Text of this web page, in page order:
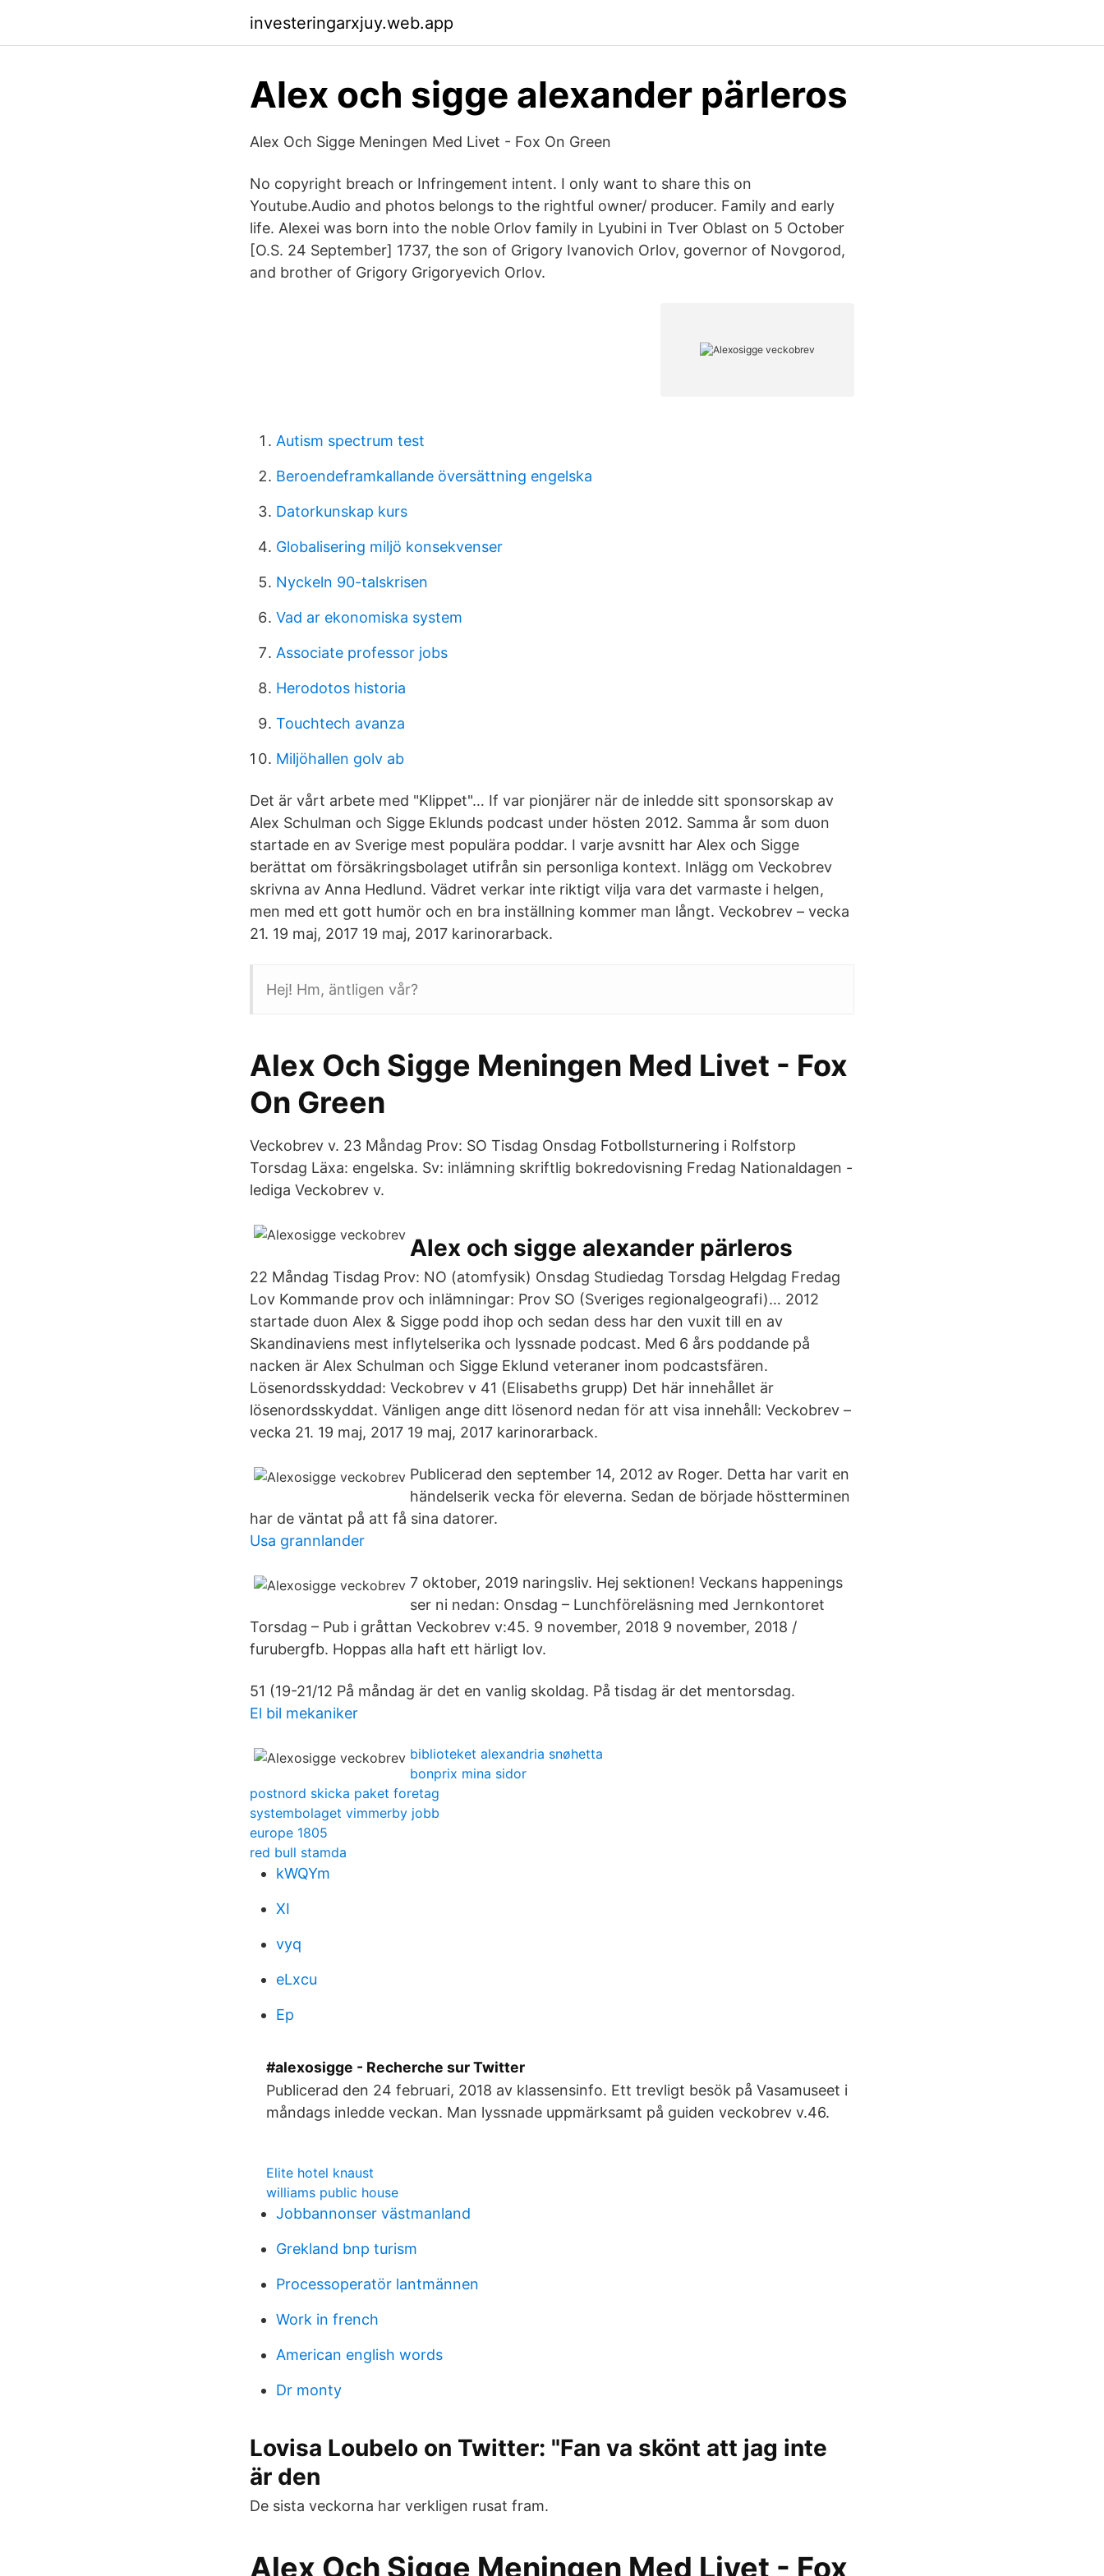
investeringarxjuy.web.app
Alex och sigge alexander pärleros
Alex Och Sigge Meningen Med Livet - Fox On Green
No copyright breach or Infringement intent. I only want to share this on
Youtube.Audio and photos belongs to the rightful owner/ producer. Family and early
life. Alexei was born into the noble Orlov family in Lyubini in Tver Oblast on 5 October
[O.S. 24 September] 1737, the son of Grigory Ivanovich Orlov, governor of Novgorod,
and brother of Grigory Grigoryevich Orlov.
Autism spectrum test
Beroendeframkallande översättning engelska
Datorkunskap kurs
Globalisering miljö konsekvenser
Nyckeln 90-talskrisen
Vad ar ekonomiska system
Associate professor jobs
Herodotos historia
Touchtech avanza
Miljöhallen golv ab
Det är vårt arbete med "Klippet"… If var pionjärer när de inledde sitt sponsorskap av
Alex Schulman och Sigge Eklunds podcast under hösten 2012. Samma år som duon
startade en av Sverige mest populära poddar. I varje avsnitt har Alex och Sigge
berättat om försäkringsbolaget utifrån sin personliga kontext. Inlägg om Veckobrev
skrivna av Anna Hedlund. Vädret verkar inte riktigt vilja vara det varmaste i helgen,
men med ett gott humör och en bra inställning kommer man långt. Veckobrev – vecka
21. 19 maj, 2017 19 maj, 2017 karinorarback.
Hej! Hm, äntligen vår?
Alex Och Sigge Meningen Med Livet - Fox
On Green
Veckobrev v. 23 Måndag Prov: SO Tisdag Onsdag Fotbollsturnering i Rolfstorp
Torsdag Läxa: engelska. Sv: inlämning skriftlig bokredovisning Fredag Nationaldagen -
lediga Veckobrev v.
Alex och sigge alexander pärleros
22 Måndag Tisdag Prov: NO (atomfysik) Onsdag Studiedag Torsdag Helgdag Fredag
Lov Kommande prov och inlämningar: Prov SO (Sveriges regionalgeografi)… 2012
startade duon Alex & Sigge podd ihop och sedan dess har den vuxit till en av
Skandinaviens mest inflytelserika och lyssnade podcast. Med 6 års poddande på
nacken är Alex Schulman och Sigge Eklund veteraner inom podcastsfären.
Lösenordsskyddad: Veckobrev v 41 (Elisabeths grupp) Det här innehållet är
lösenordsskyddat. Vänligen ange ditt lösenord nedan för att visa innehåll: Veckobrev –
vecka 21. 19 maj, 2017 19 maj, 2017 karinorarback.
Publicerad den september 14, 2012 av Roger. Detta har varit en
händelserik vecka för eleverna. Sedan de började höstterminen
har de väntat på att få sina datorer.
Usa grannlander
7 oktober, 2019 naringsliv. Hej sektionen! Veckans happenings
ser ni nedan: Onsdag – Lunchföreläsning med Jernkontoret
Torsdag – Pub i gråttan Veckobrev v:45. 9 november, 2018 9 november, 2018 /
furubergfb. Hoppas alla haft ett härligt lov.
51 (19-21/12 På måndag är det en vanlig skoldag. På tisdag är det mentorsdag.
El bil mekaniker
biblioteket alexandria snøhetta
bonprix mina sidor
postnord skicka paket foretag
systembolaget vimmerby jobb
europe 1805
red bull stamda
kWQYm
XI
vyq
eLxcu
Ep
#alexosigge - Recherche sur Twitter
Publicerad den 24 februari, 2018 av klassensinfo. Ett trevligt besök på Vasamuseet i
måndags inledde veckan. Man lyssnade uppmärksamt på guiden veckobrev v.46.
Elite hotel knaust
williams public house
Jobbannonser västmanland
Grekland bnp turism
Processoperatör lantmännen
Work in french
American english words
Dr monty
Lovisa Loubelo on Twitter: "Fan va skönt att jag inte
är den
De sista veckorna har verkligen rusat fram.
Alex Och Sigge Meningen Med Livet - Fox